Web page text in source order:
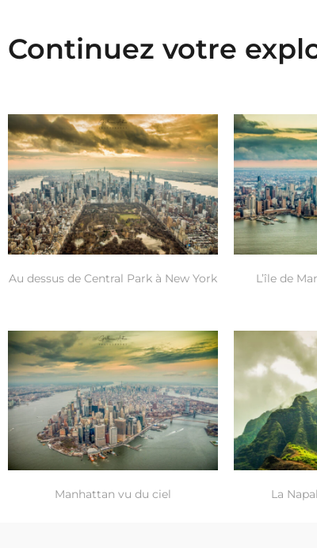
Continuez votre
Au dessus de Central Park à New York L’île de
Manhattan vu du ciel La